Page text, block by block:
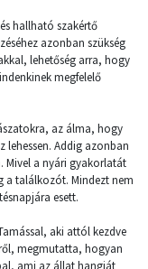
hallható szakértő
azonban szükség
lehetőség arra, hogy
megfelelő
az álma, hogy
lehessen. Addig azonban
Mivel a nyári gyakorlatát
a találkozót. Mindezt nem
esett.
aki attól kezdve
megmutatta, hogyan
ami az állat hangját